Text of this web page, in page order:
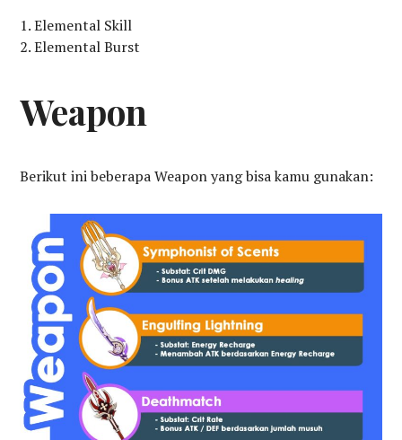
Elemental Skill
Elemental Burst
Weapon
Berikut ini beberapa Weapon yang bisa kamu gunakan: